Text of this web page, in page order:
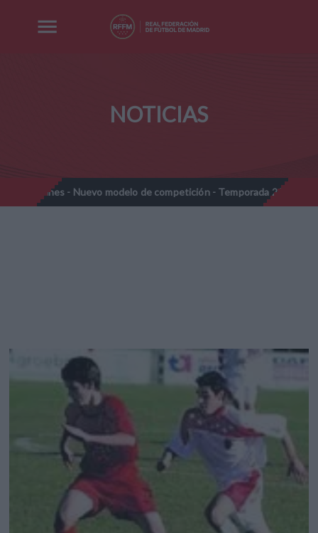
NOTICIAS
Nuevo modelo de competición - Temporada 2026-2027 //